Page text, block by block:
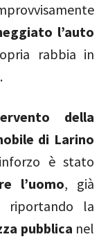
l’auto
rabbia in
della
di Larino
è stato
l’uomo, già
riportando la
pubblica nel